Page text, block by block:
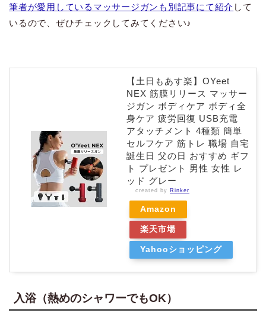
筆者が愛用しているマッサージガンも別記事にて紹介 して
いるので、ぜひチェックしてみてください♪
【土日もあす楽】OYeet
NEX 筋膜リリース マッサー
ジガン ボディケア ボディ全
身ケア 疲労回復 USB充電
アタッチメント 4種類 簡単
セルフケア 筋トレ 職場 自宅
誕生日 父の日 おすすめ ギフ
ト プレゼント 男性 女性 レ
ッド グレー
created by Rinker
Amazon
楽天市場
Yahooショッピング
入浴（熱めのシャワーでもOK）